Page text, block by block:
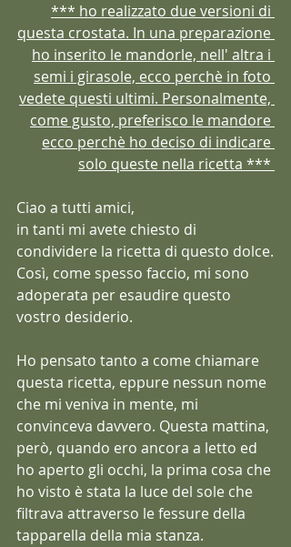
*** ho realizzato due versioni di
questa crostata. In una preparazione
ho inserito le mandorle, nell' altra i
semi i girasole, ecco perchè in foto
vedete questi ultimi. Personalmente,
come gusto, preferisco le mandore
ecco perchè ho deciso di indicare
solo queste nella ricetta ***
Ciao a tutti amici,
in tanti mi avete chiesto di
condividere la ricetta di questo dolce.
Così, come spesso faccio, mi sono
adoperata per esaudire questo
vostro desiderio.
Ho pensato tanto a come chiamare
questa ricetta, eppure nessun nome
che mi veniva in mente, mi
convinceva davvero. Questa mattina,
però, quando ero ancora a letto ed
ho aperto gli occhi, la prima cosa che
ho visto è stata la luce del sole che
filtrava attraverso le fessure della
tapparella della mia stanza.